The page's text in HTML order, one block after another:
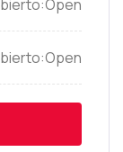
Open
Open